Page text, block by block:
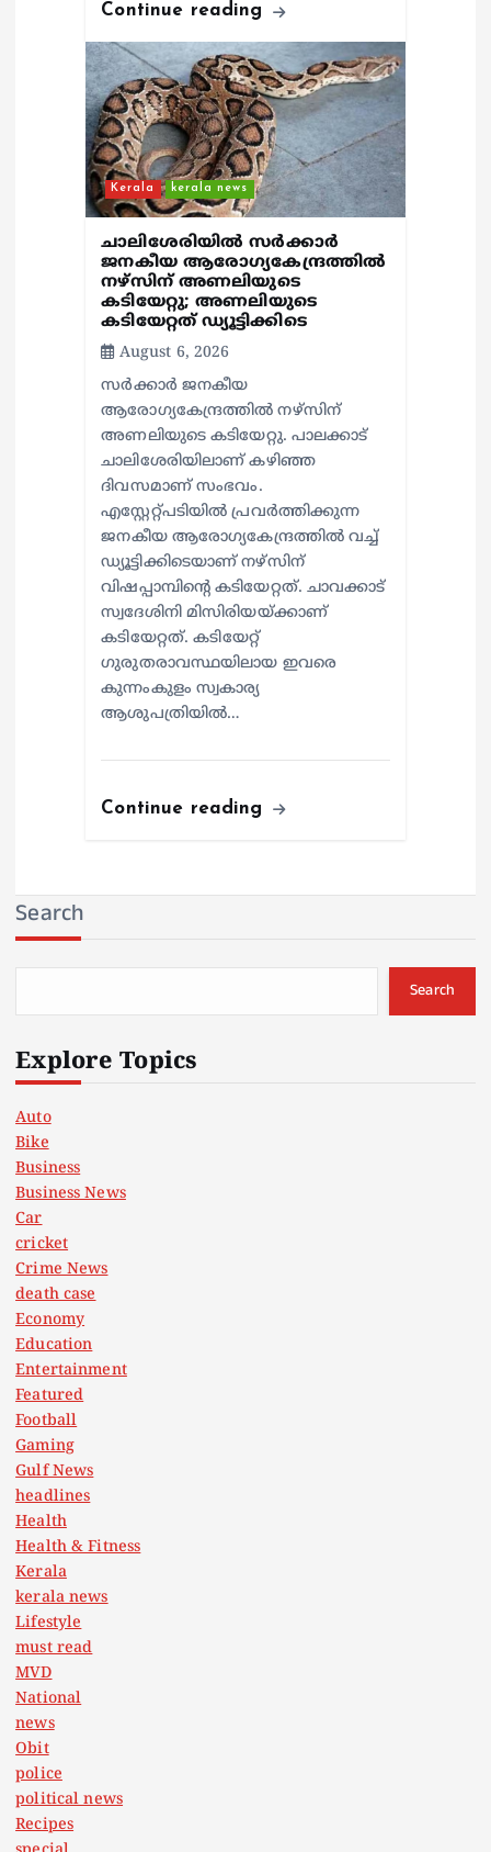
Continue reading
Kerala kerala news
ചാലിശേരിയില്‍ സര്‍ക്കാര്‍
ജനകീയ ആരോഗ്യകേന്ദ്രത്തില്‍
നഴ്സിന് അണലിയുടെ
കടിയേറ്റു; അണലിയുടെ
കടിയേറ്റത് ഡ്യൂട്ടിക്കിടെ
August 6, 2026
സര്‍ക്കാര്‍ ജനകീയ
ആരോഗ്യകേന്ദ്രത്തില്‍ നഴ്സിന്
അണലിയുടെ കടിയേറ്റു. പാലക്കാട്
ചാലിശേരിയിലാണ് കഴിഞ്ഞ
ദിവസമാണ് സംഭവം.
എസ്റ്റേറ്റ്പടിയില്‍ പ്രവര്‍ത്തിക്കുന്ന
ജനകീയ ആരോഗ്യകേന്ദ്രത്തില്‍ വച്ച്
ഡ്യൂട്ടിക്കിടെയാണ് നഴ്സിന്
വിഷപ്പാമ്പിന്റെ കടിയേറ്റത്. ചാവക്കാട്
സ്വദേശിനി മിസിരിയയ്ക്കാണ്
കടിയേറ്റത്. കടിയേറ്റ്
ഗുരുതരാവസ്ഥയിലായ ഇവരെ
കുന്നംകുളം സ്വകാര്യ
ആശുപത്രിയില്‍…
Continue reading
Search
Search
Explore Topics
Auto
Bike
Business
Business News
Car
cricket
Crime News
death case
Economy
Education
Entertainment
Featured
Football
Gaming
Gulf News
headlines
Health
Health & Fitness
Kerala
kerala news
Lifestyle
must read
MVD
National
news
Obit
police
political news
Recipes